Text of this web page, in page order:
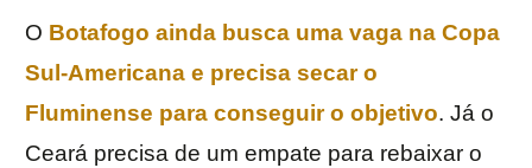
O Botafogo ainda busca uma vaga na Copa
Sul-Americana e precisa secar o
Fluminense para conseguir o objetivo. Já o
Ceará precisa de um empate para rebaixar o